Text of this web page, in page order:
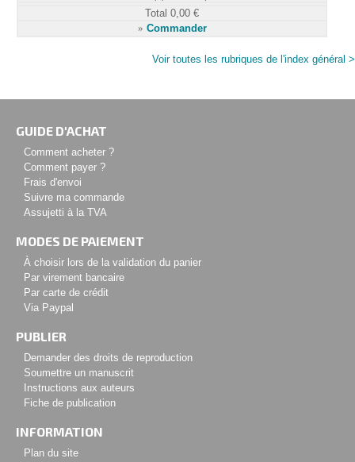
Total 0,00 €
» Commander
Voir toutes les rubriques de l'index général >
GUIDE D'ACHAT
Comment acheter ?
Comment payer ?
Frais d'envoi
Suivre ma commande
Assujetti à la TVA
MODES DE PAIEMENT
À choisir lors de la validation du panier
Par virement bancaire
Par carte de crédit
Via Paypal
PUBLIER
Demander des droits de reproduction
Soumettre un manuscrit
Instructions aux auteurs
Fiche de publication
INFORMATION
Plan du site